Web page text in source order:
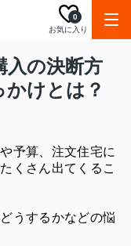
お気に入り
0
入の決断方
けとは？
予算、注文住宅に
くさん出てくるこ
うするかなどの悩